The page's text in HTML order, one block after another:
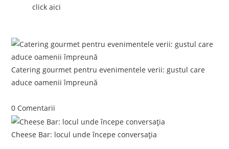
Email:click aici
Catering gourmet pentru evenimentele verii: gustul care
aduce oamenii împreună
0 Comentarii
Cheese Bar: locul unde începe conversația